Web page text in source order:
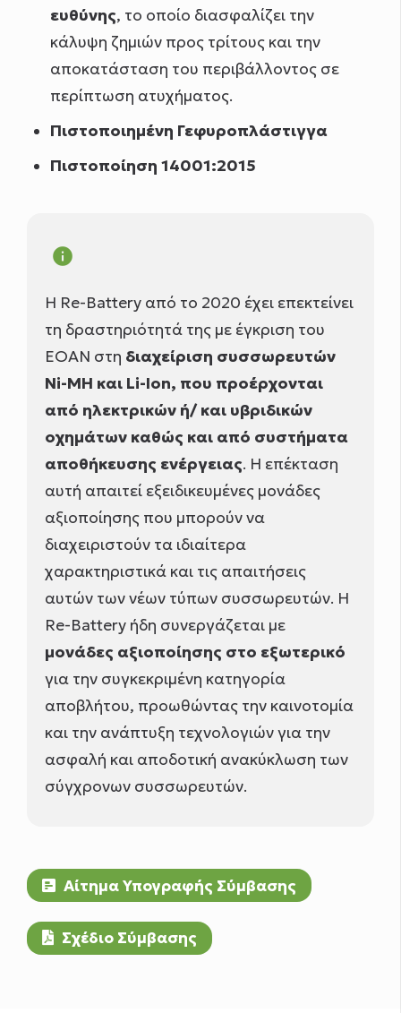
ευθύνης, το οποίο διασφαλίζει την
κάλυψη ζημιών προς τρίτους και την
αποκατάσταση του περιβάλλοντος σε
περίπτωση ατυχήματος.
Πιστοποιημένη Γεφυροπλάστιγγα
Πιστοποίηση 14001:2015
info
Η Re-Battery από το 2020 έχει επεκτείνει
τη δραστηριότητά της με έγκριση του
ΕΟΑΝ στη διαχείριση συσσωρευτών
Ni-MH και Li-Ιon, που προέρχονται
από ηλεκτρικών ή/ και υβριδικών
οχημάτων καθώς και από συστήματα
αποθήκευσης ενέργειας. Η επέκταση
αυτή απαιτεί εξειδικευμένες μονάδες
αξιοποίησης που μπορούν να
διαχειριστούν τα ιδιαίτερα
χαρακτηριστικά και τις απαιτήσεις
αυτών των νέων τύπων συσσωρευτών. Η
Re-Battery ήδη συνεργάζεται με
μονάδες αξιοποίησης στο εξωτερικό
για την συγκεκριμένη κατηγορία
αποβλήτου, προωθώντας την καινοτομία
και την ανάπτυξη τεχνολογιών για την
ασφαλή και αποδοτική ανακύκλωση των
σύγχρονων συσσωρευτών.
Αίτημα Υπογραφής Σύμβασης
Σχέδιο Σύμβασης